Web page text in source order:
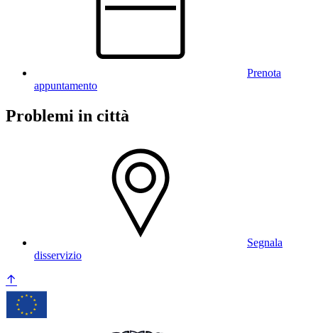
Prenota
appuntamento
Problemi in città
Segnala
disservizio